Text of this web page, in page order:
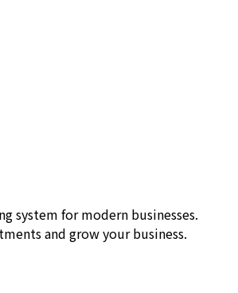
system for modern businesses.
and grow your business.